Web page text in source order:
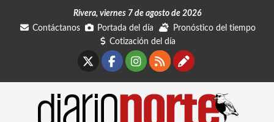
Rivera, viernes 7 de agosto de 2026
Contáctanos
Portada del día
Pronóstico del tiempo
Cotización del día
Facebook
Instagram
RSSContáctanos